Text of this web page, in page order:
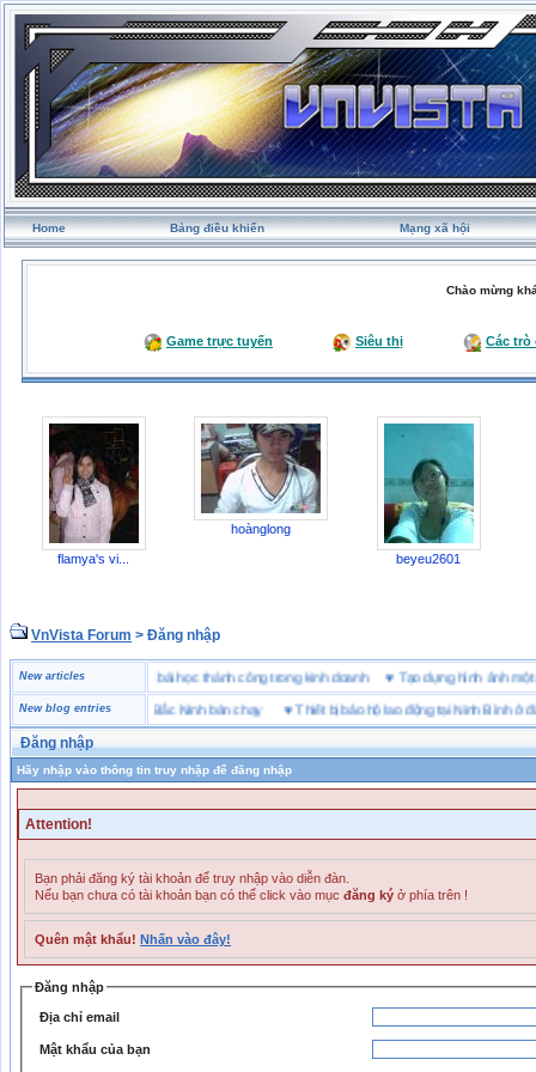
Home Bảng điều khiển Mạng xã hội
Chào mừng
Game trực tuyến Siêu thị Các trò
flamya's vi...
hoànglong
beyeu2601
VnVista Forum > Đăng nhập
New articles
biệt” của Microsoft ♥4 bài học thành công trong kinh doanh♥Tạo dựng hình
New blog entries
hiệu giày bảo hộ tại Bắc Ninh bán chạy♥ Thiết bị bảo hộ lao động tại Ninh Bình ở đâu
Đăng nhập
Hãy nhập vào thông tin truy nhập để đăng nhập
Attention!
Bạn phải đăng ký tài khoản để truy nhập vào diễn đàn.
Nếu bạn chưa có tài khoản bạn có thể click vào mục đăng ký ở phía trên !
Quên mật khẩu! Nhấn vào đây!
Đăng nhập
Địa chỉ email
Mật khẩu của bạn